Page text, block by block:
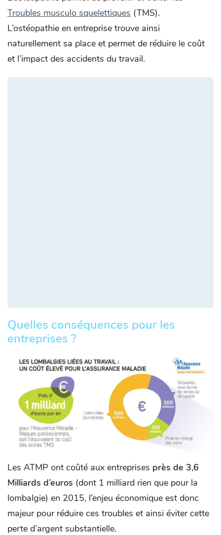
Troubles musculo squelettiques (TMS).
L’ostéopathie en entreprise trouve ainsi
naturellement sa place et permet de réduire le coût
et l’impact des accidents du travail.
Quelles conséquences pour les
entreprises ?
Les ATMP ont coûté aux entreprises près de 3,6
Milliards d’euros (dont 1 milliard rien que pour la
lombalgie) en 2015, l’enjeu économique est donc
majeur pour réduire ces troubles et ainsi éviter cette
perte d’argent substantielle.